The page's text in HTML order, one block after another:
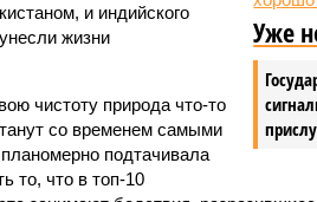
Уже
и индийского
жизни
чистоту природа что-то
со временем самыми
подтачивала
то, что в топ-10